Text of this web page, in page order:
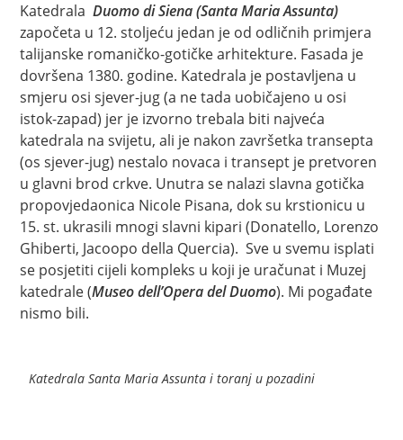
KatedralaDuomo di Siena (Santa Maria Assunta)
započeta u 12. stoljeću jedan je od odličnih primjera
talijanske romaničko-gotičke arhitekture. Fasada je
dovršena 1380. godine. Katedrala je postavljena u
smjeru osi sjever-jug (a ne tada uobičajeno u osi
istok-zapad) jer je izvorno trebala biti najveća
katedrala na svijetu, ali je nakon završetka transepta
(os sjever-jug) nestalo novaca i transept je pretvoren
u glavni brod crkve. Unutra se nalazi slavna gotička
propovjedaonica Nicole Pisana, dok su krstionicu u
15. st. ukrasili mnogi slavni kipari (Donatello, Lorenzo
Ghiberti, Jacoopo della Quercia). Sve u svemu isplati
se posjetiti cijeli kompleks u koji je uračunat i Muzej
katedrale (Museo dell’Opera del Duomo). Mi pogađate
nismo bili.
Katedrala Santa Maria Assunta i toranj u pozadini